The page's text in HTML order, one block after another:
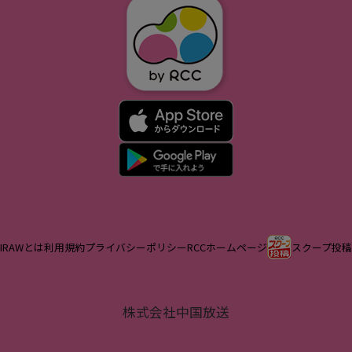
IRAWとは利用規約プライバシーポリシーRCCホームページ スクープ投稿
株式会社中国放送